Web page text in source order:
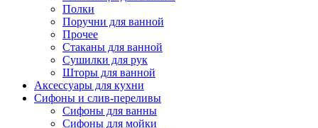
Полки
Поручни для ванной
Прочее
Стаканы для ванной
Сушилки для рук
Шторы для ванной
Аксессуары для кухни
Сифоны и слив-переливы
Сифоны для ванны
Сифоны для мойки